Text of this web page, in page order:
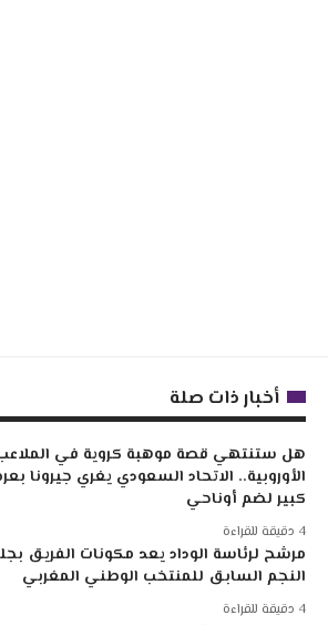
أخبار ذات صلة
هل ستنتهي قصة موهبة كروية في الملاعب
الأوروبية.. الاتحاد السعودي يغري جيرونا بعرض
كبير لضم أوناحي
مرشح لرئاسة الوداد يعد مكونات الفريق بجلب
النجم السابق للمنتخب الوطني المغربي